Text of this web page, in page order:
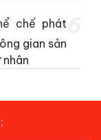
chế phát
gian sản